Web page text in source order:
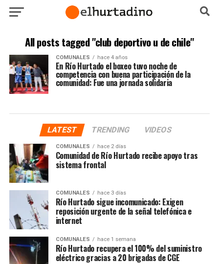
All posts tagged "club deportivo u de chile"
COMUNALES hace 4 años
En Río Hurtado el boxeo tuvo noche de
competencia con buena participación de la
comunidad: Fue una jornada solidaria
LATEST TRENDING VIDEOS
COMUNALES hace 2 días
Comunidad de Río Hurtado recibe apoyo tras
sistema frontal
COMUNALES hace 3 días
Río Hurtado sigue incomunicado: Exigen
reposición urgente de la señal telefónica e
internet
COMUNALES hace 1 semana
Río Hurtado recupera el 100% del suministro
eléctrico gracias a 20 brigadas de CGE